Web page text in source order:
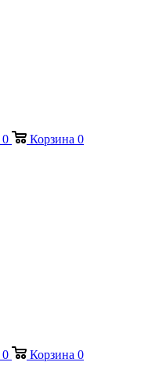
0 Корзина 0
0 Корзина 0